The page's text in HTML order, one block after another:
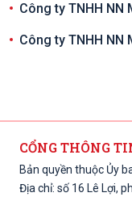
Công ty TNHH NN
Công ty TNHH NN
CỔNG THÔNG
Bản quyền thuộc Ủy
Địa chỉ: số 16 Lê Lợi,